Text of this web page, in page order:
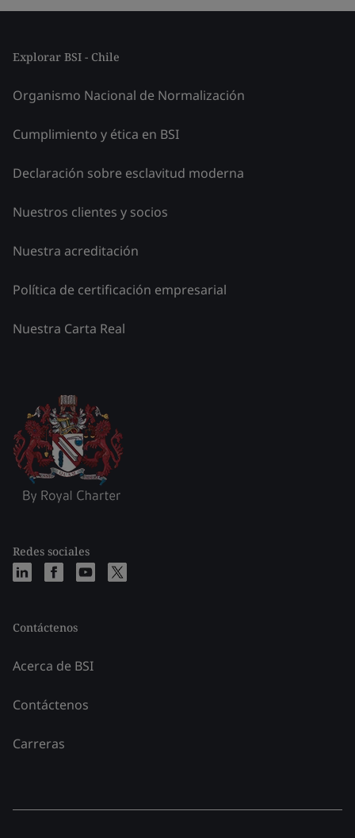
Explorar BSI - Chile
Organismo Nacional de Normalización
Cumplimiento y ética en BSI
Declaración sobre esclavitud moderna
Nuestros clientes y socios
Nuestra acreditación
Política de certificación empresarial
Nuestra Carta Real
Redes sociales
Contáctenos
Acerca de BSI
Contáctenos
Carreras